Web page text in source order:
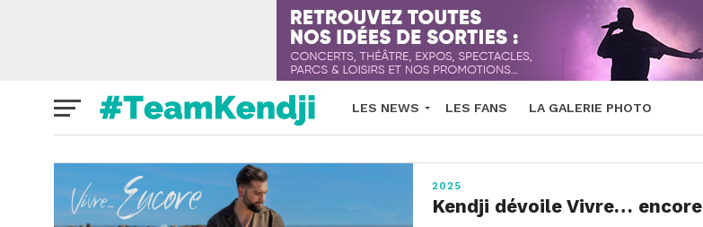
LES NEWS LES FANS LA GALERIE PHOTO
2025
Kendji dévoile Vivre… encore